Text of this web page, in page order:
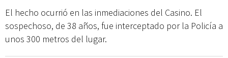
El hecho ocurrió en las inmediaciones del Casino. El
sospechoso, de 38 años, fue interceptado por la Policía a
unos 300 metros del lugar.